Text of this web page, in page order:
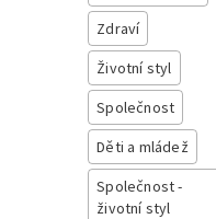
Zdraví
Životní styl
Společnost
Děti a mládež
Společnost -
životní styl